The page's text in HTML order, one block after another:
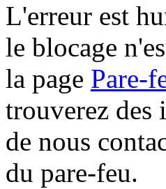
L'erreur est
le blocage
la page Pare-
trouverez des
de nous
du pare-feu.